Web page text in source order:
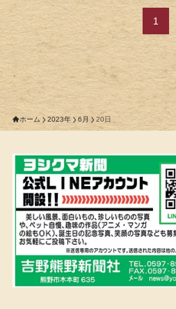
1
ホーム 2023年 6月 20日